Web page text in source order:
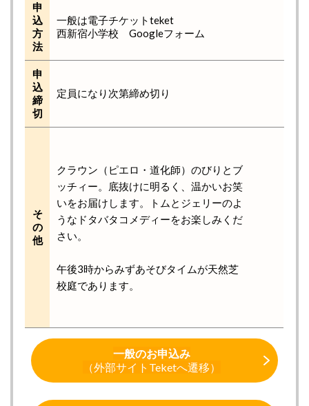
申
込
方
法
一般は電子チケットteket
西新宿小学校 Googleフォーム
申
込
締
切
定員になり次第締め切り
そ
の
他
クラウン（ピエロ・道化師）のびりとブ
ッチィー。底抜けに明るく、温かいお笑
いをお届けします。トムとジェリーのよ
うなドタバタコメディーをお楽しみくだ
さい。
午後3時からみずあそびタイムが天然芝
校庭であります。
一般のお申込み
（外部サイトTeketへ遷移）